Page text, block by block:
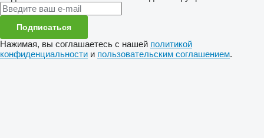
Подписаться
Нажимая, вы соглашаетесь с нашей политикой
конфиденциальности и пользовательским соглашением.